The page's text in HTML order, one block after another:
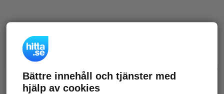
Bättre innehåll och tjänster med
hjälp av cookies